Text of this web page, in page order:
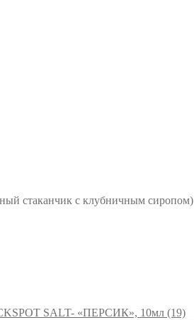
стаканчик с клубничным сиропом)
SALT- «ПЕРСИК», 10мл (19)